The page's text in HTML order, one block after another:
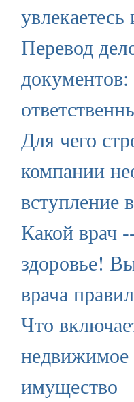
увлекаетесь
Перевод
документов:
Для чего
компании
вступление
Какой врач
здоровье!
врача
Что
недвижимое
имущество